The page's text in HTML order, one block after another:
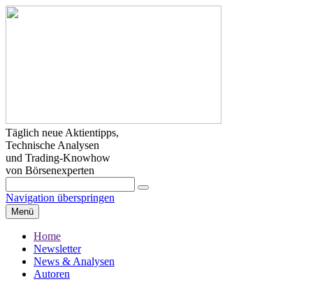
Täglich neue Aktientipps,
Technische Analysen
und Trading-Knowhow
von Börsenexperten
Navigation überspringen
Menü
Home
Newsletter
News & Analysen
Autoren